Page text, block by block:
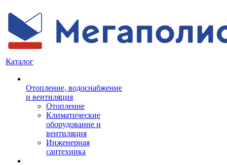
Каталог
Отопление, водоснабжение
и вентиляция
Отопление
Климатические
оборудование и
вентиляция
Инженерная
сантехника